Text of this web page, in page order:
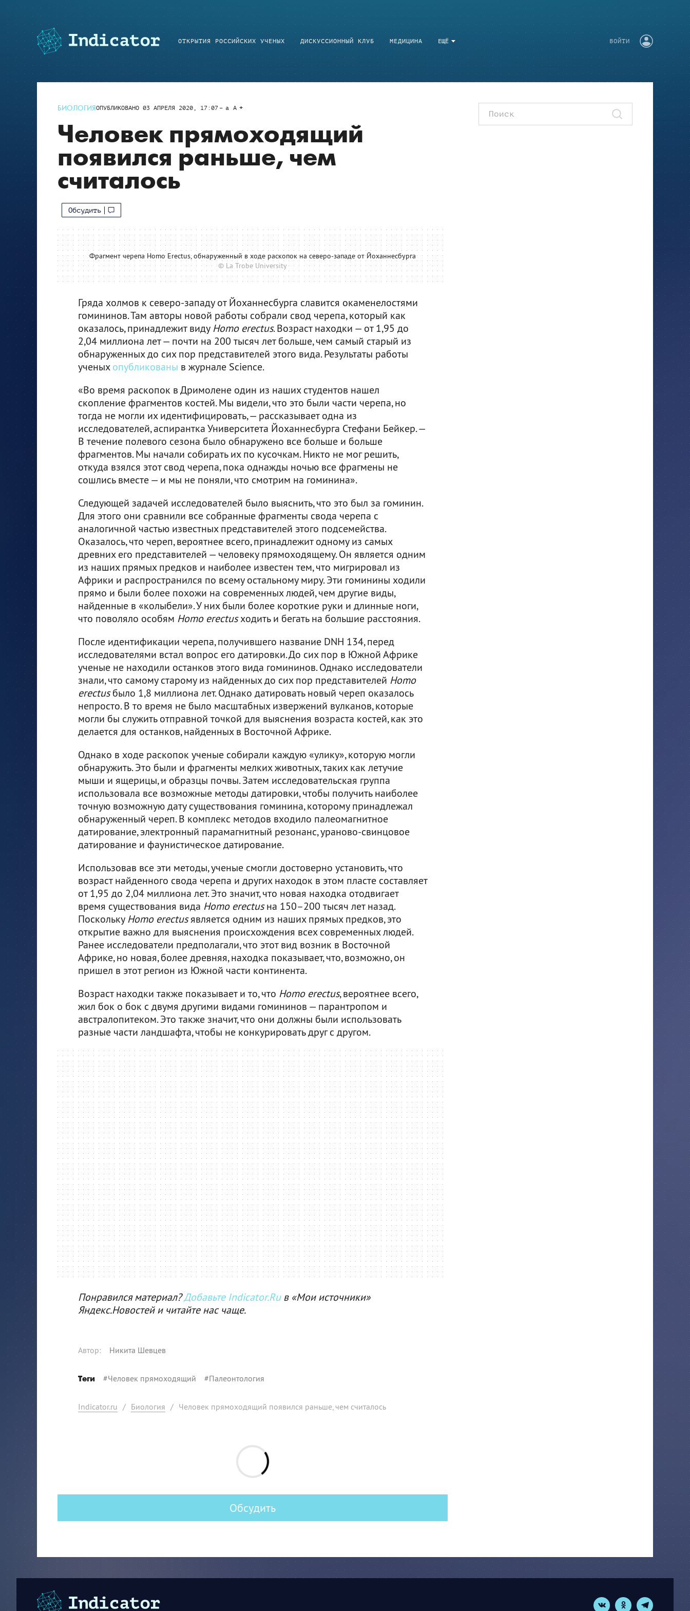
ЕЩЁ
ОТКРЫТИЯ РОССИЙСКИХ УЧЕНЫХ ДИСКУССИОННЫЙ КЛУБ МЕДИЦИНА ВОЙТИ
БИОЛОГИЯОПУБЛИКОВАНО 03 АПРЕЛЯ 2020, 17:07 a A
Человек прямоходящий
появился раньше, чем
считалось
Обсудить
Фрагмент черепа Homo Erectus, обнаруженный в ходе раскопок нa северо-западе от Йоханнесбурга
© La Trobe University
Гряда холмов к северо-западу от Йоханнесбурга славится окаменелостями
гомининов. Там авторы новой работы собрали свод черепа, который как
оказалось, принадлежит виду Homo erectus. Возраст находки — от 1,95 до
2,04 миллиона лет — почти на 200 тысяч лет больше, чем самый старый из
обнаруженных до сих пор представителей этого вида. Результаты работы
ученых опубликованы в журнале Science.
«Во время раскопок в Дримолене один из наших студентов нашел
скопление фрагментов костей. Мы видели, что это были части черепа, но
тогда не могли их идентифицировать, — рассказывает одна из
исследователей, аспирантка Университета Йоханнесбурга Стефани Бейкер. —
В течение полевого сезона было обнаружено все больше и больше
фрагментов. Мы начали собирать их по кусочкам. Никто не мог решить,
откуда взялся этот свод черепа, пока однажды ночью все фрагмены не
сошлись вместе — и мы не поняли, что смотрим на гоминина».
Следующей задачей исследователей было выяснить, что это был за гоминин.
Для этого они сравнили все собранные фрагменты свода черепа с
аналогичной частью известных представителей этого подсемейства.
Оказалось, что череп, вероятнее всего, принадлежит одному из самых
древних его представителей — человеку прямоходящему. Он является одним
из наших прямых предков и наиболее известен тем, что мигрировал из
Африки и распространился по всему остальному миру. Эти гоминины ходили
прямо и были более похожи на современных людей, чем другие виды,
найденные в «колыбели». У них были более короткие руки и длинные ноги,
что поволяло особям Homo erectusходить и бегать на большие расстояния.
После идентификации черепа, получившего название DNH 134, перед
исследователями встал вопрос его датировки. До сих пор в Южной Африке
ученые не находили останков этого вида гомининов. Однако исследователи
знали, что самому старому из найденных до сих пор представителей Homo
erectusбыло 1,8 миллиона лет. Однако датировать новый череп оказалось
непросто. В то время не было масштабных извержений вулканов, которые
могли бы служить отправной точкой для выяснения возраста костей, как это
делается для останков, найденных в Восточной Африке.
Однако в ходе раскопок ученые собирали каждую «улику», которую могли
обнаружить. Это были и фрагменты мелких животных, таких как летучие
мыши и ящерицы, и образцы почвы. Затем исследовательская группа
использовала все возможные методы датировки, чтобы получить наиболее
точную возможную дату существования гоминина, которому принадлежал
обнаруженный череп. В комплекс методов входило палеомагнитное
датирование, электронный парамагнитный резонанс, ураново-свинцовое
датирование и фаунистическое датирование.
Использовав все эти методы, ученые смогли достоверно установить, что
возраст найденного свода черепа и других находок в этом пласте составляет
от 1,95 до 2,04 миллиона лет. Это значит, что новая находка отодвигает
время существования вида Homo erectusна 150–200 тысяч лет назад.
Поскольку Homo erectusявляется одним из наших прямых предков, это
открытие важно для выяснения происхождения всех современных людей.
Ранее исследователи предполагали, что этот вид возник в Восточной
Африке, но новая, более древняя, находка показывает, что, возможно, он
пришел в этот регион из Южной части континента.
Возраст находки также показывает и то, что Homo erectus, вероятнее всего,
жил бок о бок с двумя другими видами гомининов — парантропом и
австралопитеком. Это также значит, что они должны были использовать
разные части ландшафта, чтобы не конкурировать друг с другом.
Понравился материал?Добавьте Indicator.Ruв «Мои источники»
Яндекс.Новостей и читайте нас чаще.
Автор: Никита Шевцев
Теги #Человек прямоходящий #Палеонтология
Indicator.ru / Биология / Человек прямоходящий появился раньше, чем считалось
Обсудить